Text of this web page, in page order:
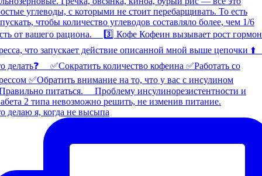
делаю я, когда не высыпа